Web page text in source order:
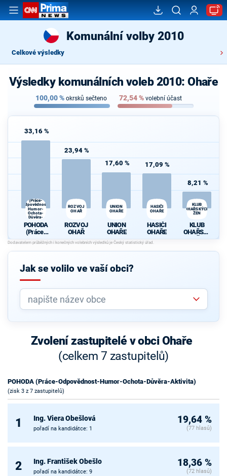
Komunální volby 2010
Celkové výsledky
Výsledky komunálních voleb 2010: Ohaře
100,00% okrsků sečteno 72,54% volební účast
33,16 %
(Práce-
Odpovědnost-
Humor-
Ochota-
Důvěra-
POHODA
(Práce-
Odpovědn
ost-
Humor-
Důvěra-
23,94 %
ROZVOJ
OHAŘ
ROZVOJ
OHAŘ
17,60 %
UNION
OHAŘE
UNION
OHAŘE
17,09 %
HASIČI
OHAŘE
HASIČI
OHAŘE
8,21 %
KLUB
OHAŘSKÝCH
ŽEN
KLUB
OHAŘSKÝ
CH ŽEN
Jak se volilo ve vaší obci?
Zvolení zastupitelé v obci Ohaře
(celkem 7 zastupitelů)
POHODA (Práce-Odpovědnost-Humor-Ochota-Důvěra-Aktivita)
(zisk 3 z 7 zastupitelů)
1 Ing. Viera Obešlová
pořadí na kandidátce: 1
19,64 %
(77 hlasů)
2 Ing. František Obešlo
pořadí na kandidátce: 9
18,36 %
(72 hlasů)